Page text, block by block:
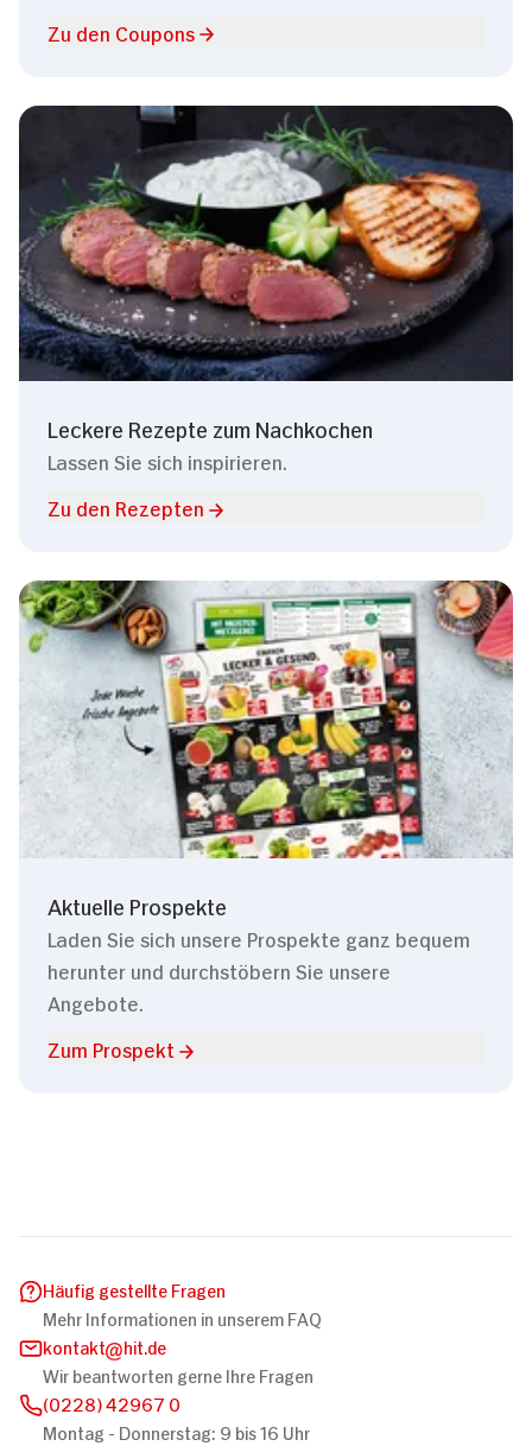
Zu den Coupons
Leckere Rezepte zum Nachkochen
Lassen Sie sich inspirieren.
Zu den Rezepten
Aktuelle Prospekte
Laden Sie sich unsere Prospekte ganz bequem
herunter und durchstöbern Sie unsere
Angebote.
Zum Prospekt
Häufig gestellte Fragen
Mehr Informationen in unserem FAQ
kontakt
hit.de
Wir beantworten gerne Ihre Fragen
(0228) 42967 0
Montag - Donnerstag: 9 bis 16 Uhr